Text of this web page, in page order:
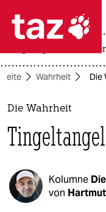

themen
politik
öko
gesellschaft
usa
Wahrheit Die
Die Wahrheit
Kolumne
von